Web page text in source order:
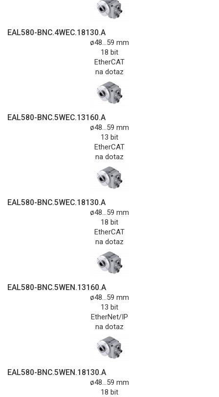
EAL580-BNC.4WEC.18130.A
ø48...59 mm
18 bit
EtherCAT
na dotaz
EAL580-BNC.5WEC.13160.A
ø48...59 mm
13 bit
EtherCAT
na dotaz
EAL580-BNC.5WEC.18130.A
ø48...59 mm
18 bit
EtherCAT
na dotaz
EAL580-BNC.5WEN.13160.A
ø48...59 mm
13 bit
EtherNet/IP
na dotaz
EAL580-BNC.5WEN.18130.A
ø48...59 mm
18 bit